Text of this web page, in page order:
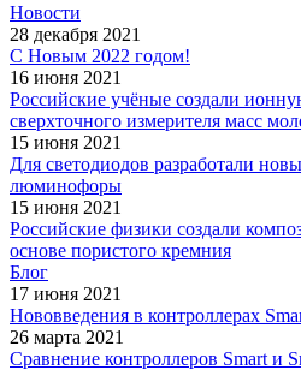
Новости
28 декабря 2021
С Новым 2022 годом!
16 июня 2021
Российские учёные создали
сверхточного измерителя масс
15 июня 2021
Для светодиодов разработали
люминофоры
15 июня 2021
Российские физики создали
основе пористого кремния
Блог
17 июня 2021
Нововведения в контроллерах
26 марта 2021
Сравнение контроллеров Smart и